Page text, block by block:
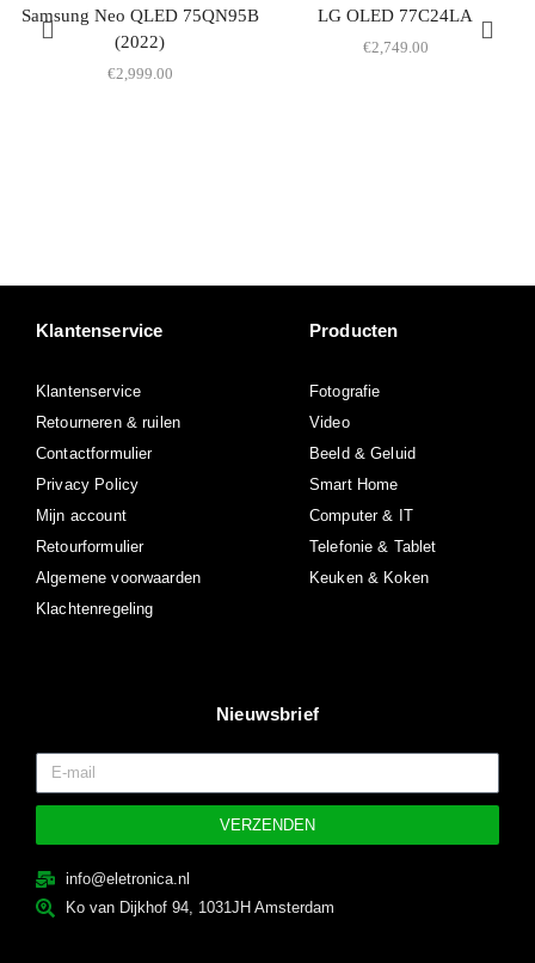
Samsung Neo QLED 75QN95B
(2022)
€2,999.00
LG OLED 77C24LA
€2,749.00
Klantenservice
Klantenservice
Retourneren & ruilen
Contactformulier
Privacy Policy
Mijn account
Retourformulier
Algemene voorwaarden
Klachtenregeling
Producten
Fotografie
Video
Beeld & Geluid
Smart Home
Computer & IT
Telefonie & Tablet
Keuken & Koken
Nieuwsbrief
VERZENDEN
info@eletronica.nl
Ko van Dijkhof 94, 1031JH Amsterdam